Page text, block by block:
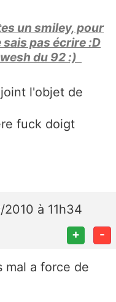
un smiley, pour
pas écrire :D
du 92 :)
l'objet de
à 11h34
+ -
mal a force de